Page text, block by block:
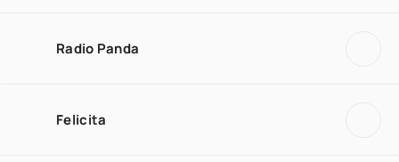
Radio Panda
Felicita